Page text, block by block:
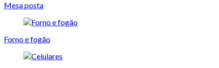
Mesa posta
Forno e fogão